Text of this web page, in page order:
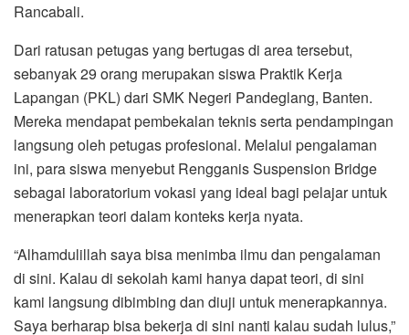
Rancabali.
Dari ratusan petugas yang bertugas di area tersebut,
sebanyak 29 orang merupakan siswa Praktik Kerja
Lapangan (PKL) dari SMK Negeri Pandeglang, Banten.
Mereka mendapat pembekalan teknis serta pendampingan
langsung oleh petugas profesional. Melalui pengalaman
ini, para siswa menyebut Rengganis Suspension Bridge
sebagai laboratorium vokasi yang ideal bagi pelajar untuk
menerapkan teori dalam konteks kerja nyata.
“Alhamdulillah saya bisa menimba ilmu dan pengalaman
di sini. Kalau di sekolah kami hanya dapat teori, di sini
kami langsung dibimbing dan diuji untuk menerapkannya.
Saya berharap bisa bekerja di sini nanti kalau sudah lulus,”